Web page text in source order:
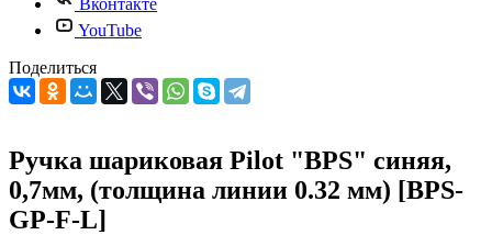
Вконтакте
YouTube
Поделиться
Ручка шариковая Pilot "BPS" синяя,
0,7мм, (толщина линии 0.32 мм) [BPS-
GP-F-L]